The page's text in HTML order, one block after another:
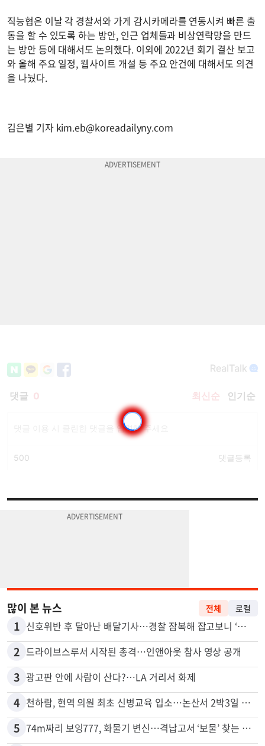
직능협은 이날 각 경찰서와 가게 감시카메라를 연동시켜 빠른 출
동을 할 수 있도록 하는 방안, 인근 업체들과 비상연락망을 만드
는 방안 등에 대해서도 논의했다. 이외에 2022년 회기 결산 보고
와 올해 주요 일정, 웹사이트 개설 등 주요 안건에 대해서도 의견
을 나눴다.
김은별 기자 kim.eb@koreadailyny.com
많이 본 뉴스
1 신호위반 후 달아난 배달기사…경찰 잠복해 잡고보니 ‘반전’
2 드라이브스루서 시작된 총격…인앤아웃 참사 영상 공개
3 광고판 안에 사람이 산다?…LA 거리서 화제
4 천하람, 현역 의원 최초 신병교육 입소…논산서 2박3일 생활